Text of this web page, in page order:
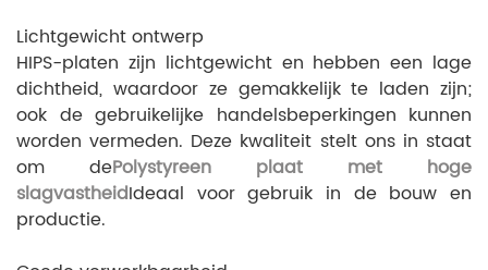
Lichtgewicht ontwerp
HIPS-platen zijn lichtgewicht en hebben een lage
dichtheid, waardoor ze gemakkelijk te laden zijn;
ook de gebruikelijke handelsbeperkingen kunnen
worden vermeden. Deze kwaliteit stelt ons in staat
om dePolystyreen plaat met hoge
slagvastheidIdeaal voor gebruik in de bouw en
productie.